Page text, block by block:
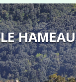
LEUN